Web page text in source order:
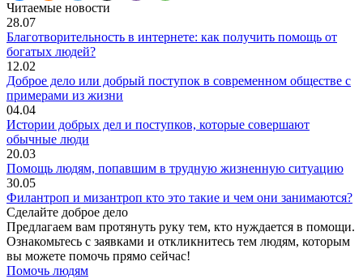
Читаемые новости
28.07
Благотворительность в интернете: как получить помощь от
богатых людей?
12.02
Доброе дело или добрый поступок в современном обществе с
примерами из жизни
04.04
Истории добрых дел и поступков, которые совершают
обычные люди
20.03
Помощь людям, попавшим в трудную жизненную ситуацию
30.05
Филантроп и мизантроп кто это такие и чем они занимаются?
Сделайте доброе дело
Предлагаем вам протянуть руку тем, кто нуждается в помощи.
Ознакомьтесь с заявками и откликнитесь тем людям, которым
вы можете помочь прямо сейчас!
Помочь людям